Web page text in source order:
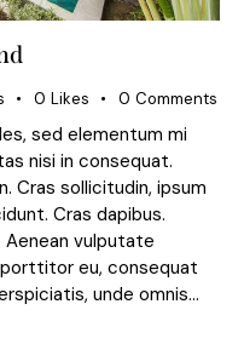
0 Likes 0 Comments
sed elementum mi
nisi in consequat.
Cras sollicitudin, ipsum
Cras dapibus.
Aenean vulputate
porttitor eu, consequat
unde omnis…